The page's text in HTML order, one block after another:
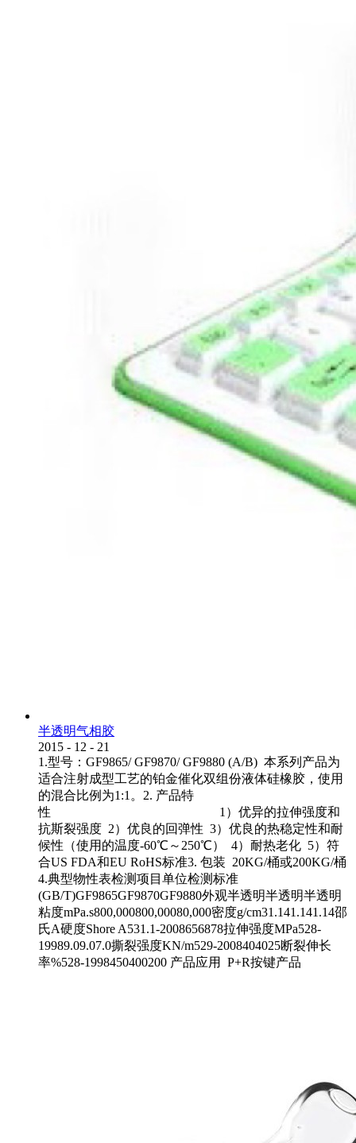
半透明气相胶
2015 - 12 - 21
1.型号：GF9865/ GF9870/ GF9880 (A/B) 本系列产品为
适合注射成型工艺的铂金催化双组份液体硅橡胶，使用
的混合比例为1:1。2. 产品特
性 1）优异的拉伸强度和
抗斯裂强度 2）优良的回弹性 3）优良的热稳定性和耐
候性（使用的温度-60℃～250℃） 4）耐热老化 5）符
合US FDA和EU RoHS标准3. 包装 20KG/桶或200KG/桶
4.典型物性表检测项目单位检测标准
(GB/T)GF9865GF9870GF9880外观半透明半透明半透明
粘度mPa.s800,000800,00080,000密度g/cm31.141.141.14邵
氏A硬度Shore A531.1-2008656878拉伸强度MPa528-
19989.09.07.0撕裂强度KN/m529-2008404025断裂伸长
率%528-1998450400200 产品应用 P+R按键产品